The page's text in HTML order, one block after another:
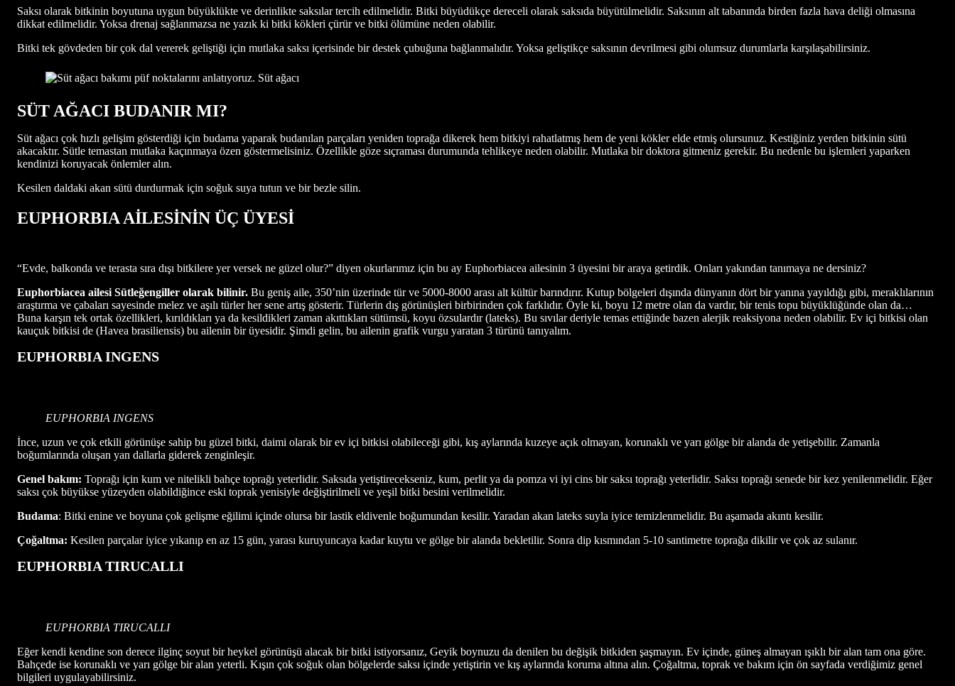
Saksı olarak bitkinin boyutuna uygun büyüklükte ve derinlikte saksılar tercih edilmelidir. Bitki büyüdükçe dereceli olarak saksıda büyütülmelidir. Saksının alt tabanında birden fazla hava deliği olmasına
dikkat edilmelidir. Yoksa drenaj sağlanmazsa ne yazık ki bitki kökleri çürür ve bitki ölümüne neden olabilir.
Bitki tek gövdeden bir çok dal vererek geliştiği için mutlaka saksı içerisinde bir destek çubuğuna bağlanmalıdır. Yoksa geliştikçe saksının devrilmesi gibi olumsuz durumlarla karşılaşabilirsiniz.
SÜT AĞACI BUDANIR MI?
Süt ağacı çok hızlı gelişim gösterdiği için budama yaparak budanılan parçaları yeniden toprağa dikerek hem bitkiyi rahatlatmış hem de yeni kökler elde etmiş olursunuz. Kestiğiniz yerden bitkinin sütü
akacaktır. Sütle temastan mutlaka kaçınmaya özen göstermelisiniz. Özellikle göze sıçraması durumunda tehlikeye neden olabilir. Mutlaka bir doktora gitmeniz gerekir. Bu nedenle bu işlemleri yaparken
kendinizi koruyacak önlemler alın.
Kesilen daldaki akan sütü durdurmak için soğuk suya tutun ve bir bezle silin.
EUPHORBIA AİLESİNİN ÜÇ ÜYESİ
“Evde, balkonda ve terasta sıra dışı bitkilere yer versek ne güzel olur?” diyen okurlarımız için bu ay Euphorbiacea ailesinin 3 üyesini bir araya getirdik. Onları yakından tanımaya ne dersiniz?
Euphorbiacea ailesi Sütleğengiller olarak bilinir. Bu geniş aile, 350’nin üzerinde tür ve 5000-8000 arası alt kültür barındırır. Kutup bölgeleri dışında dünyanın dört bir yanına yayıldığı gibi, meraklılarının
araştırma ve çabaları sayesinde melez ve aşılı türler her sene artış gösterir. Türlerin dış görünüşleri birbirinden çok farklıdır. Öyle ki, boyu 12 metre olan da vardır, bir tenis topu büyüklüğünde olan da…
Buna karşın tek ortak özellikleri, kırıldıkları ya da kesildikleri zaman akıttıkları sütümsü, koyu özsulardır (lateks). Bu sıvılar deriyle temas ettiğinde bazen alerjik reaksiyona neden olabilir. Ev içi bitkisi olan
kauçuk bitkisi de (Havea brasiliensis) bu ailenin bir üyesidir. Şimdi gelin, bu ailenin grafik vurgu yaratan 3 türünü tanıyalım.
EUPHORBIA INGENS
EUPHORBIA INGENS
İnce, uzun ve çok etkili görünüşe sahip bu güzel bitki, daimi olarak bir ev içi bitkisi olabileceği gibi, kış aylarında kuzeye açık olmayan, korunaklı ve yarı gölge bir alanda de yetişebilir. Zamanla
boğumlarında oluşan yan dallarla giderek zenginleşir.
Genel bakım: Toprağı için kum ve nitelikli bahçe toprağı yeterlidir. Saksıda yetiştirecekseniz, kum, perlit ya da pomza vi iyi cins bir saksı toprağı yeterlidir. Saksı toprağı senede bir kez yenilenmelidir. Eğer
saksı çok büyükse yüzeyden olabildiğince eski toprak yenisiyle değiştirilmeli ve yeşil bitki besini verilmelidir.
Budama: Bitki enine ve boyuna çok gelişme eğilimi içinde olursa bir lastik eldivenle boğumundan kesilir. Yaradan akan lateks suyla iyice temizlenmelidir. Bu aşamada akıntı kesilir.
Çoğaltma: Kesilen parçalar iyice yıkanıp en az 15 gün, yarası kuruyuncaya kadar kuytu ve gölge bir alanda bekletilir. Sonra dip kısmından 5-10 santimetre toprağa dikilir ve çok az sulanır.
EUPHORBIA TIRUCALLI
EUPHORBIA TIRUCALLI
Eğer kendi kendine son derece ilginç soyut bir heykel görünüşü alacak bir bitki istiyorsanız, Geyik boynuzu da denilen bu değişik bitkiden şaşmayın. Ev içinde, güneş almayan ışıklı bir alan tam ona göre.
Bahçede ise korunaklı ve yarı gölge bir alan yeterli. Kışın çok soğuk olan bölgelerde saksı içinde yetiştirin ve kış aylarında koruma altına alın. Çoğaltma, toprak ve bakım için ön sayfada verdiğimiz genel
bilgileri uygulayabilirsiniz.